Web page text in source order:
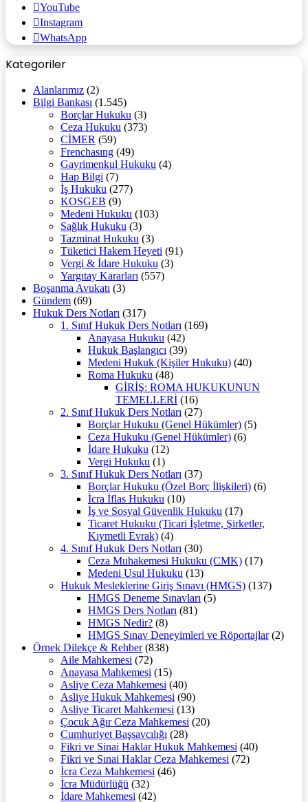
YouTube
Instagram
WhatsApp
Kategoriler
Alanlarımız (2)
Bilgi Bankası (1.545)
Borçlar Hukuku (3)
Ceza Hukuku (373)
CİMER (59)
Frenchasıng (49)
Gayrimenkul Hukuku (4)
Hap Bilgi (7)
İş Hukuku (277)
KOSGEB (9)
Medeni Hukuku (103)
Sağlık Hukuku (3)
Tazminat Hukuku (3)
Tüketici Hakem Heyeti (91)
Vergi & İdare Hukuku (3)
Yargıtay Kararları (557)
Boşanma Avukatı (3)
Gündem (69)
Hukuk Ders Notları (317)
1. Sınıf Hukuk Ders Notları (169)
Anayasa Hukuku (42)
Hukuk Başlangıcı (39)
Medeni Hukuk (Kişiler Hukuku) (40)
Roma Hukuku (48)
GİRİŞ: ROMA HUKUKUNUN
TEMELLERİ (16)
2. Sınıf Hukuk Ders Notları (27)
Borçlar Hukuku (Genel Hükümler) (5)
Ceza Hukuku (Genel Hükümler) (6)
İdare Hukuku (12)
Vergi Hukuku (1)
3. Sınıf Hukuk Ders Notları (37)
Borçlar Hukuku (Özel Borç İlişkileri) (6)
İcra İflas Hukuku (10)
İş ve Sosyal Güvenlik Hukuku (17)
Ticaret Hukuku (Ticari İşletme, Şirketler,
Kıymetli Evrak) (4)
4. Sınıf Hukuk Ders Notları (30)
Ceza Muhakemesi Hukuku (CMK) (17)
Medeni Usul Hukuku (13)
Hukuk Mesleklerine Giriş Sınavı (HMGS) (137)
HMGS Deneme Sınavları (5)
HMGS Ders Notları (81)
HMGS Nedir? (8)
HMGS Sınav Deneyimleri ve Röportajlar(2)
Örnek Dilekçe & Rehber(838)
Aile Mahkemesi (72)
Anayasa Mahkemesi (15)
Asliye Ceza Mahkemesi (40)
Asliye Hukuk Mahkemesi (90)
Asliye Ticaret Mahkemesi (13)
Çocuk Ağır Ceza Mahkemesi (20)
Cumhuriyet Başsavcılığı (28)
Fikri ve Sinai Haklar Hukuk Mahkemesi (40)
Fikri ve Sınai Haklar Ceza Mahkemesi (72)
İcra Ceza Mahkemesi (46)
İcra Müdürlüğü (32)
İdare Mahkemesi (42)